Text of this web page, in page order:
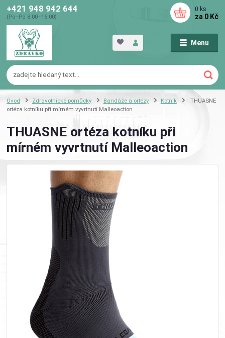
Menu
+421 948 942 644
(Po–Pá 8:00–16:00)
0 ks
za 0 Kč
Úvod Zdravotnické pomůcky Bandáže a ortézy Kotník
THUASNE
ortéza kotníku při mírném vyvrtnutí Malleoaction
THUASNE ortéza kotníku při
mírném vyvrtnutí Malleoaction